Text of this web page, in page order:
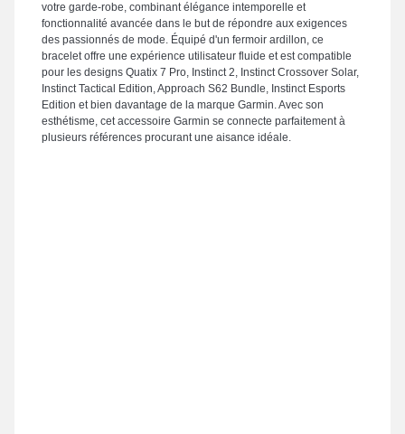
votre garde-robe, combinant élégance intemporelle et
fonctionnalité avancée dans le but de répondre aux exigences
des passionnés de mode. Équipé d'un fermoir ardillon, ce
bracelet offre une expérience utilisateur fluide et est compatible
pour les designs Quatix 7 Pro, Instinct 2, Instinct Crossover Solar,
Instinct Tactical Edition, Approach S62 Bundle, Instinct Esports
Edition et bien davantage de la marque Garmin. Avec son
esthétisme, cet accessoire Garmin se connecte parfaitement à
plusieurs références procurant une aisance idéale.